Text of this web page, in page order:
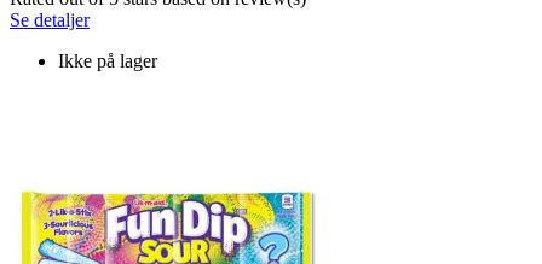
Se detaljer
Ikke på lager